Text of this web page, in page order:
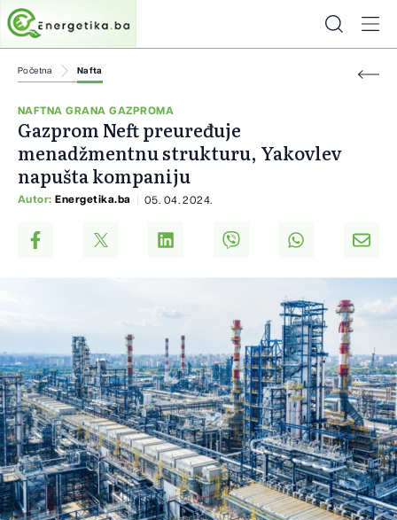
Početna Nafta
NAFTNA GRANA GAZPROMA
Gazprom Neft preuređuje
menadžmentnu strukturu, Yakovlev
napušta kompaniju
Autor: Energetika.ba 05. 04. 2024.